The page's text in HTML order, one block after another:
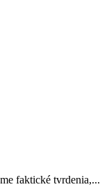
faktické tvrdenia,...